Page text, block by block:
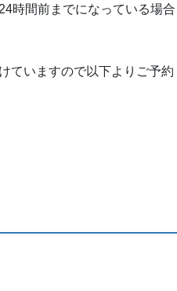
時間前までになっている場
ていますので以下よりご予約